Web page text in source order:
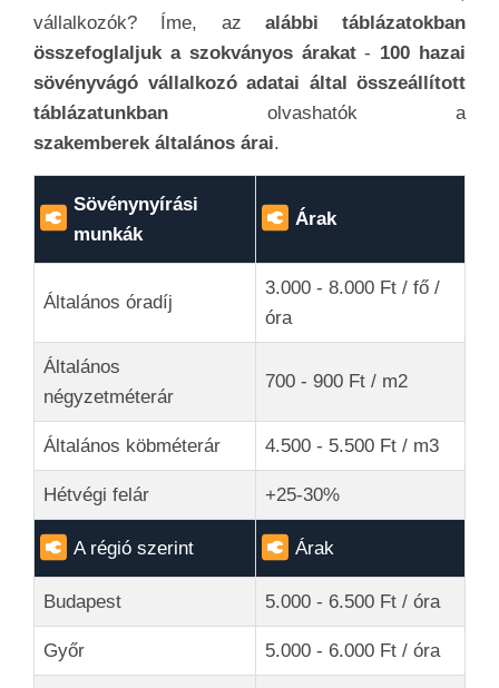
vállalkozók? Íme, az alábbi táblázatokban
összefoglaljuk a szokványos árakat- 100 hazai
sövényvágó vállalkozó adatai által összeállított
táblázatunkban olvashatók a
szakemberek általános árai.
Sövénynyírási
munkák
Árak
Általános óradíj
3.000 - 8.000 Ft / fő /
óra
Általános
négyzetméterár
700 - 900 Ft / m2
Általános köbméterár 4.500 - 5.500 Ft / m3
Hétvégi felár +25-30%
A régió szerint Árak
Budapest 5.000 - 6.500 Ft / óra
Győr 5.000 - 6.000 Ft / óra